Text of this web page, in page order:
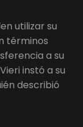
utilizar su
términos
a su
instó a su
describió